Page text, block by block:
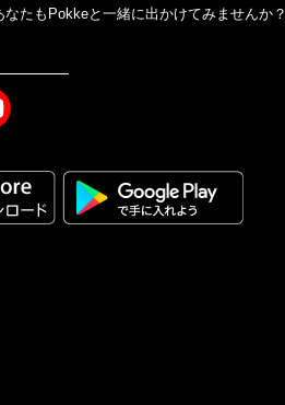
たもPokkeと一緒に出かけてみませんか？